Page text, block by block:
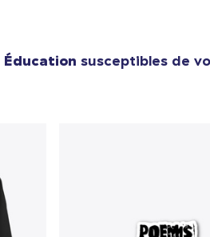
Éducation susceptibles de